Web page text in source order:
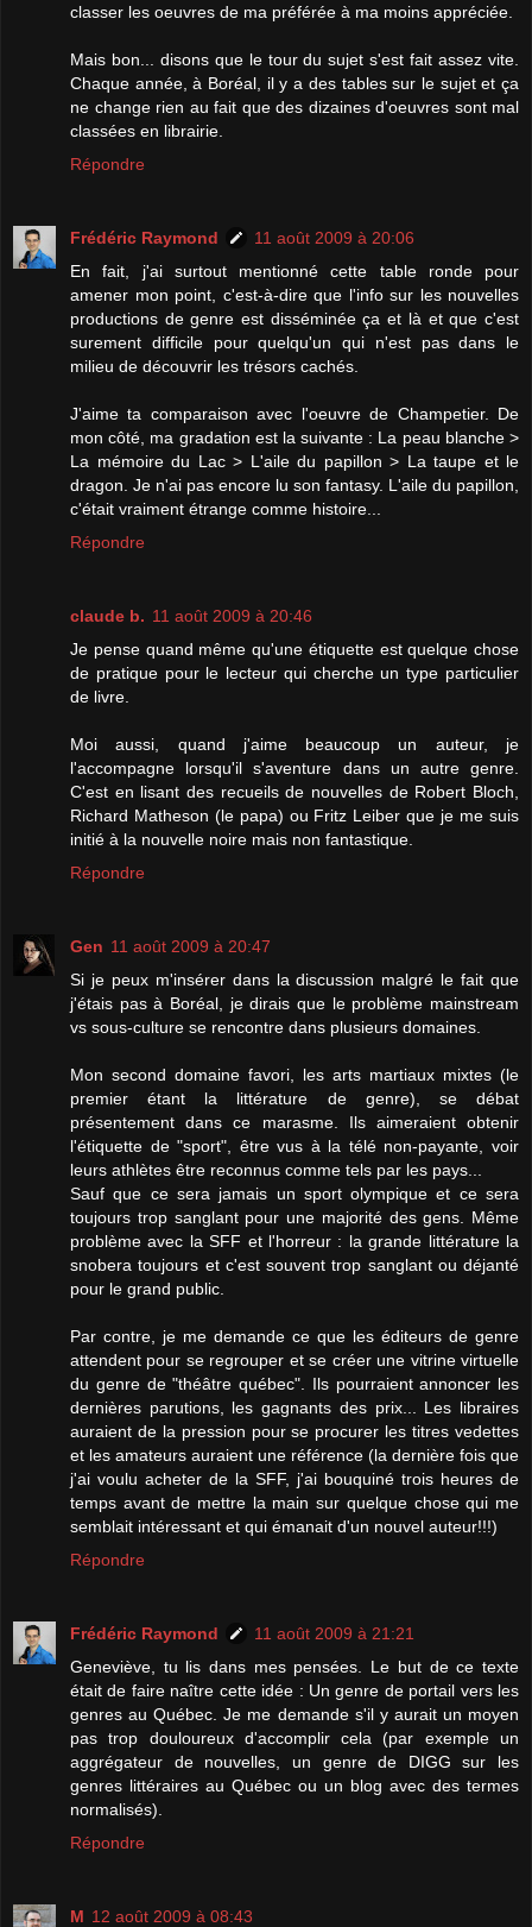
classer les oeuvres de ma préférée à ma moins appréciée.
Mais bon... disons que le tour du sujet s'est fait assez vite.
Chaque année, à Boréal, il y a des tables sur le sujet et ça
ne change rien au fait que des dizaines d'oeuvres sont mal
classées en librairie.
Répondre
Frédéric Raymond
11 août 2009 à 20:06
En fait, j'ai surtout mentionné cette table ronde pour
amener mon point, c'est-à-dire que l'info sur les nouvelles
productions de genre est disséminée ça et là et que c'est
surement difficile pour quelqu'un qui n'est pas dans le
milieu de découvrir les trésors cachés.
J'aime ta comparaison avec l'oeuvre de Champetier. De
mon côté, ma gradation est la suivante : La peau blanche >
La mémoire du Lac > L'aile du papillon > La taupe et le
dragon. Je n'ai pas encore lu son fantasy. L'aile du papillon,
c'était vraiment étrange comme histoire...
Répondre
claude b. 11 août 2009 à 20:46
Je pense quand même qu'une étiquette est quelque chose
de pratique pour le lecteur qui cherche un type particulier
de livre.
Moi aussi, quand j'aime beaucoup un auteur, je
l'accompagne lorsqu'il s'aventure dans un autre genre.
C'est en lisant des recueils de nouvelles de Robert Bloch,
Richard Matheson (le papa) ou Fritz Leiber que je me suis
initié à la nouvelle noire mais non fantastique.
Répondre
Gen 11 août 2009 à 20:47
Si je peux m'insérer dans la discussion malgré le fait que
j'étais pas à Boréal, je dirais que le problème mainstream
vs sous-culture se rencontre dans plusieurs domaines.
Mon second domaine favori, les arts martiaux mixtes (le
premier étant la littérature de genre), se débat
présentement dans ce marasme. Ils aimeraient obtenir
l'étiquette de "sport", être vus à la télé non-payante, voir
leurs athlètes être reconnus comme tels par les pays...
Sauf que ce sera jamais un sport olympique et ce sera
toujours trop sanglant pour une majorité des gens. Même
problème avec la SFF et l'horreur : la grande littérature la
snobera toujours et c'est souvent trop sanglant ou déjanté
pour le grand public.
Par contre, je me demande ce que les éditeurs de genre
attendent pour se regrouper et se créer une vitrine virtuelle
du genre de "théâtre québec". Ils pourraient annoncer les
dernières parutions, les gagnants des prix... Les libraires
auraient de la pression pour se procurer les titres vedettes
et les amateurs auraient une référence (la dernière fois que
j'ai voulu acheter de la SFF, j'ai bouquiné trois heures de
temps avant de mettre la main sur quelque chose qui me
semblait intéressant et qui émanait d'un nouvel auteur!!!)
Répondre
Frédéric Raymond
11 août 2009 à 21:21
Geneviève, tu lis dans mes pensées. Le but de ce texte
était de faire naître cette idée : Un genre de portail vers les
genres au Québec. Je me demande s'il y aurait un moyen
pas trop douloureux d'accomplir cela (par exemple un
aggrégateur de nouvelles, un genre de DIGG sur les
genres littéraires au Québec ou un blog avec des termes
normalisés).
Répondre
M 12 août 2009 à 08:43